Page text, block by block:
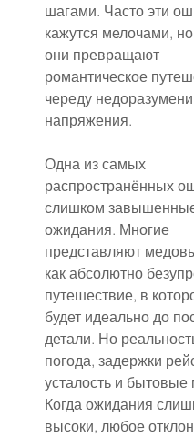
шагами. Часто эти
кажутся мелочами,
они превращают
романтическое
череду
напряжения.
Одна из самых
распространённых
слишком
ожидания. Многие
представляют
как абсолютно
путешествие, в
будет идеально до
детали. Но
погода, задержки
усталость и бытовые
Когда ожидания
высоки, любое